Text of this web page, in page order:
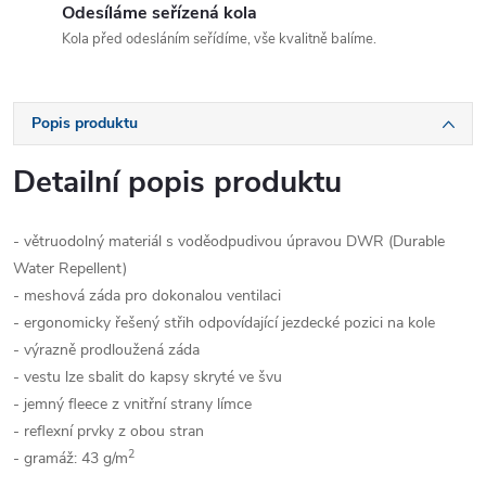
Odesíláme seřízená kola
Kola před odesláním seřídíme, vše kvalitně balíme.
Popis produktu
Detailní popis produktu
- větruodolný materiál s voděodpudivou úpravou DWR (Durable
Water Repellent)
- meshová záda pro dokonalou ventilaci
- ergonomicky řešený střih odpovídající jezdecké pozici na kole
- výrazně prodloužená záda
- vestu lze sbalit do kapsy skryté ve švu
- jemný fleece z vnitřní strany límce
- reflexní prvky z obou stran
- gramáž: 43 g/m2